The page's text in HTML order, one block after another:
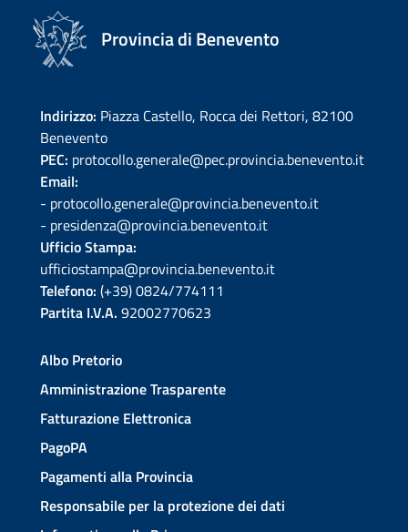
Provincia di Benevento
Indirizzo: Piazza Castello, Rocca dei Rettori, 82100
Benevento
PEC: protocollo.generale@pec.provincia.benevento.it
Email:
- protocollo.generale@provincia.benevento.it
- presidenza@provincia.benevento.it
Ufficio Stampa:
ufficiostampa@provincia.benevento.it
Telefono: (+39) 0824/774111
Partita I.V.A. 92002770623
Albo Pretorio
Amministrazione Trasparente
Fatturazione Elettronica
PagoPA
Pagamenti alla Provincia
Responsabile per la protezione dei dati